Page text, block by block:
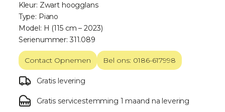
Kleur: Zwart hoogglans
Type: Piano
Model: H (115 cm – 2023)
Serienummer: 311.089
Contact Opnemen Bel ons: 0186-617998
Gratis levering
Gratis servicestemming 1 maand na levering